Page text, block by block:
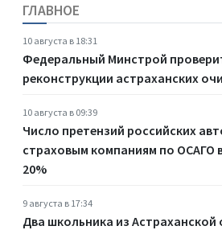
ГЛАВНОЕ
10 августа в 18:31
Федеральный Минстрой
реконструкции астраханских
10 августа в 09:39
Число претензий российских
страховым компаниям по ОСАГО
20%
9 августа в 17:34
Два школьника из Астраханской